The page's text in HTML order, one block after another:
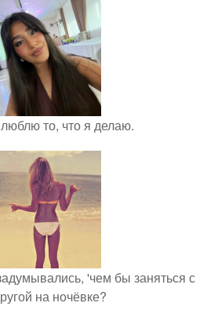
то, что я делаю.
'чем бы заняться с
на ночёвке?